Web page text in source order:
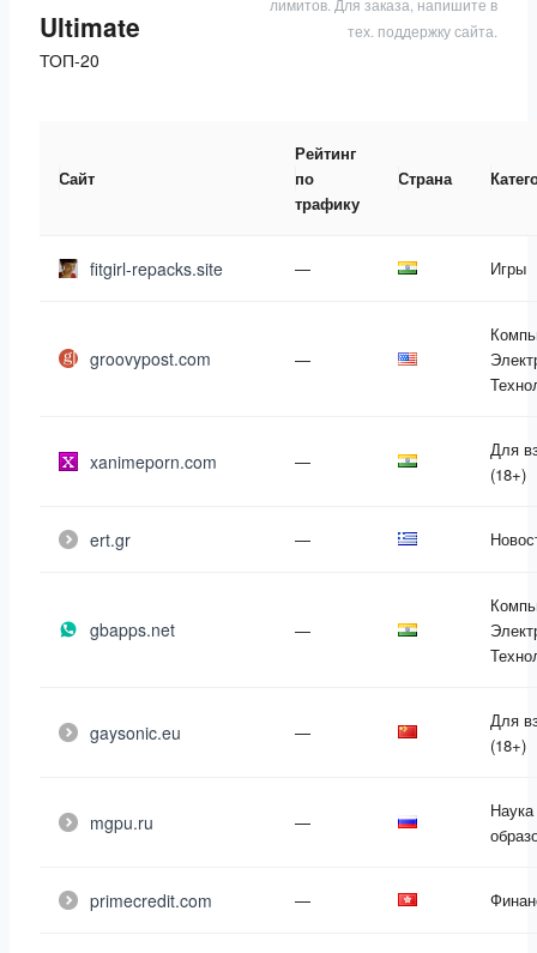
Ultimate
ТОП-20
лимитов. Для заказа, напишите в
тех. поддержку сайта.
Сайт
Рейтинг
по
трафику
Страна
fitgirl-repacks.site — Игры
groovypost.com —
xanimeporn.com —
Для
(18+)
ert.gr —
gbapps.net —
gaysonic.eu —
Для
(18+)
mgpu.ru —
primecredit.com —